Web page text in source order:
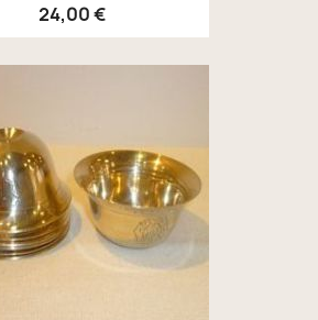
24,00 €